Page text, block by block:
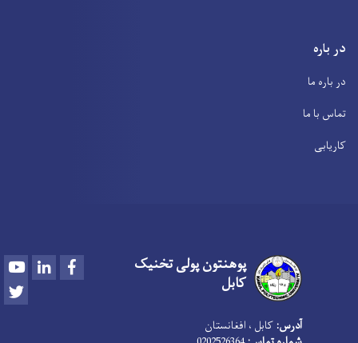
در باره
در باره ما
تماس با ما
کاریابی
پوهنتون پولی تخنیک
کابل
YoutubeLinkedIn
آدرس: کابل ، افغانستان